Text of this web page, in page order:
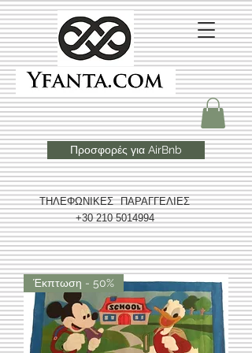
ΤΗΛΕΦΩΝΙΚΕΣ ΠΑΡΑΓΓΕΛΙΕΣ
+30 210 5014994
Προσφορές για AirBnb
Έκπτωση - 50%